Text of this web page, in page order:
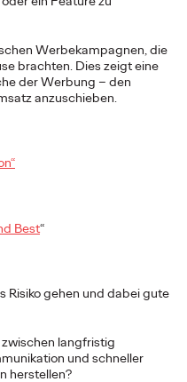
Werbekampagnen, die
brachten. Dies zeigt eine
der Werbung – den
anzuschieben.
Best“
Risiko gehen und dabei gute
langfristig
und schneller
herstellen?
setzt auf einen frischen
sich
25/01/2024
Ogilvy meldet